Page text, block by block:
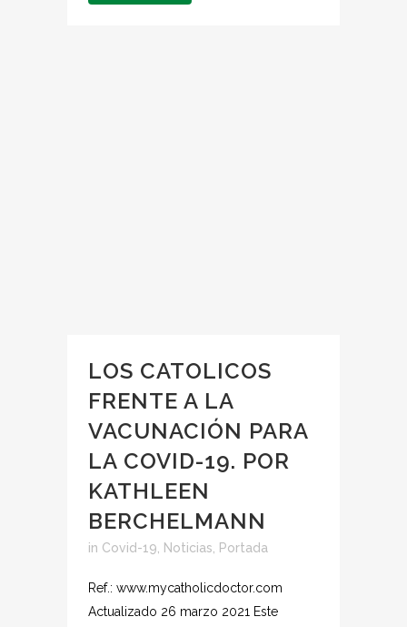
LOS CATOLICOS
FRENTE A LA
VACUNACIÓN PARA
LA COVID-19. POR
KATHLEEN
BERCHELMANN
in Covid-19 Noticias Portada
Ref.: www.mycatholicdoctor.com
Actualizado 26 marzo 2021 Este